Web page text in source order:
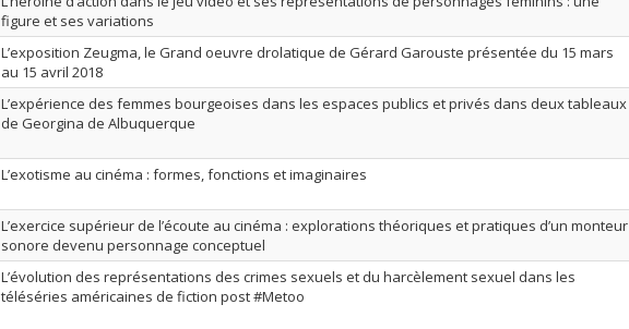
figure et ses variations
L’exposition Zeugma, le Grand oeuvre drolatique de Gérard Garouste présentée du 15 mars
au 15 avril 2018
L’expérience des femmes bourgeoises dans les espaces publics et privés dans deux tableaux
de Georgina de Albuquerque
L’exotisme au cinéma : formes, fonctions et imaginaires
L’exercice supérieur de l’écoute au cinéma : explorations théoriques et pratiques d’un monteur
sonore devenu personnage conceptuel
L’évolution des représentations des crimes sexuels et du harcèlement sexuel dans les
téléséries américaines de fiction post #Metoo